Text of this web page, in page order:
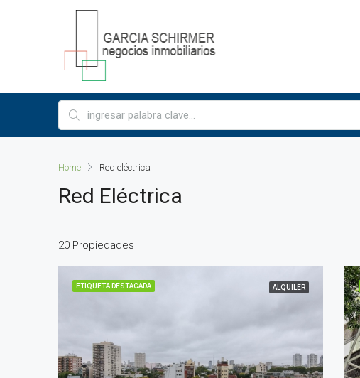
Home Red eléctrica
Red Eléctrica
20 Propiedades
ETIQUETA DESTACADA ALQUILER